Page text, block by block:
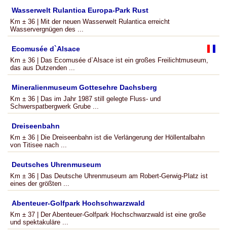
Wasserwelt Rulantica Europa-Park Rust
Km ± 36 | Mit der neuen Wasserwelt Rulantica erreicht
Wasservergnügen des ...
Ecomusée d`Alsace
Km ± 36 | Das Ecomusée d`Alsace ist ein großes Freilichtmuseum,
das aus Dutzenden ...
Mineralienmuseum Gottesehre Dachsberg
Km ± 36 | Das im Jahr 1987 still gelegte Fluss- und
Schwerspatbergwerk Grube ...
Dreiseenbahn
Km ± 36 | Die Dreiseenbahn ist die Verlängerung der Höllentalbahn
von Titisee nach ...
Deutsches Uhrenmuseum
Km ± 36 | Das Deutsche Uhrenmuseum am Robert-Gerwig-Platz ist
eines der größten ...
Abenteuer-Golfpark Hochschwarzwald
Km ± 37 | Der Abenteuer-Golfpark Hochschwarzwald ist eine große
und spektakuläre ...